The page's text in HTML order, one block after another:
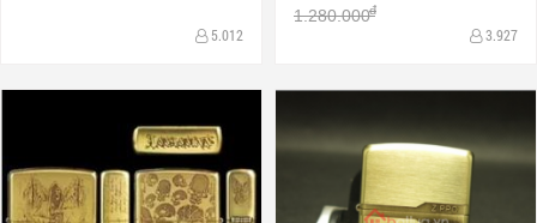
5.012
1.280.000đ
3.927